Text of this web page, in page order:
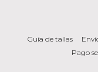
Guía de tallas
Pago